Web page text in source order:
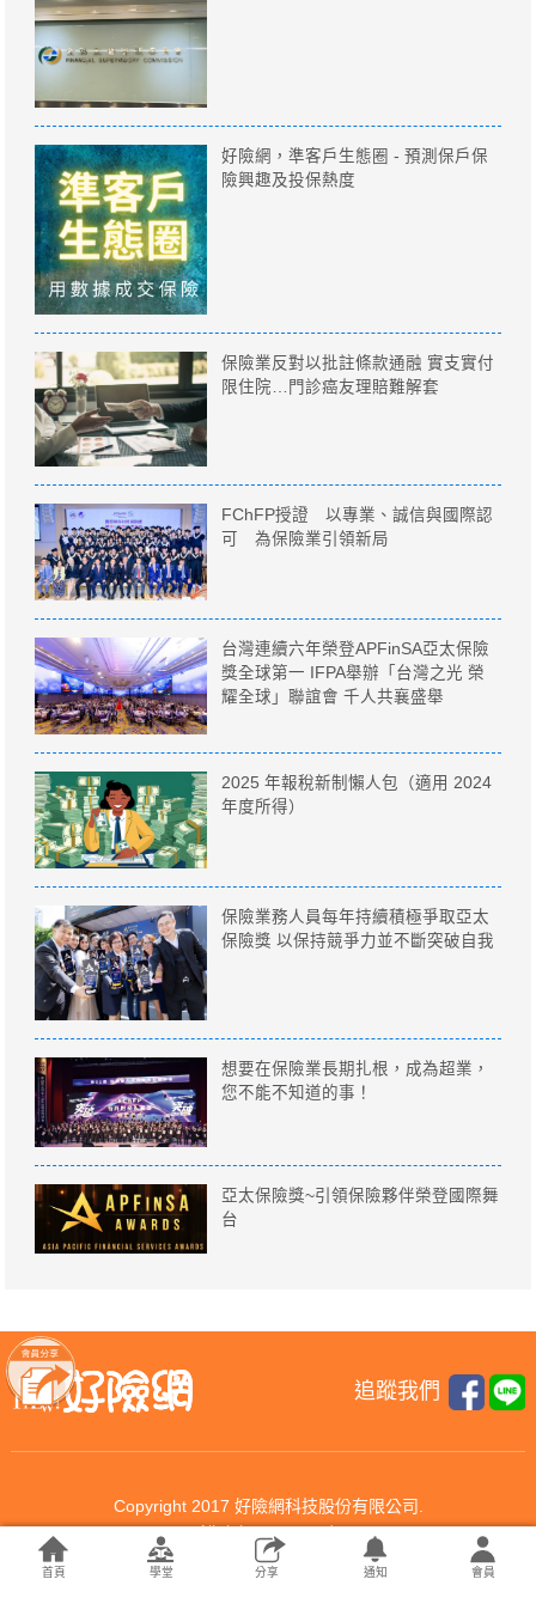
好險網，準客戶生態圈 - 預測保戶保
險興趣及投保熱度
保險業反對以批註條款通融 實支實付
限住院…門診癌友理賠難解套
FChFP授證 以專業、誠信與國際認
可 為保險業引領新局
台灣連續六年榮登APFinSA亞太保險
獎全球第一 IFPA舉辦「台灣之光 榮
耀全球」聯誼會 千人共襄盛舉
2025 年報稅新制懶人包（適用 2024
年度所得）
保險業務人員每年持續積極爭取亞太
保險獎 以保持競爭力並不斷突破自我
想要在保險業長期扎根，成為超業，
您不能不知道的事！
亞太保險獎~引領保險夥伴榮登國際舞
台
追蹤我們
Copyright 2017 好險網科技股份有限公司.
All rights reserved.